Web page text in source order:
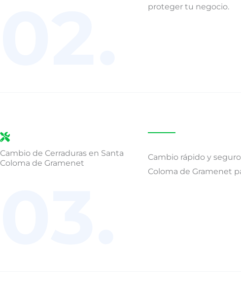
proteger tu negocio.
Cambio de Cerraduras en Santa
Coloma de Gramenet
Cambio rápido y
Coloma de Gramenet